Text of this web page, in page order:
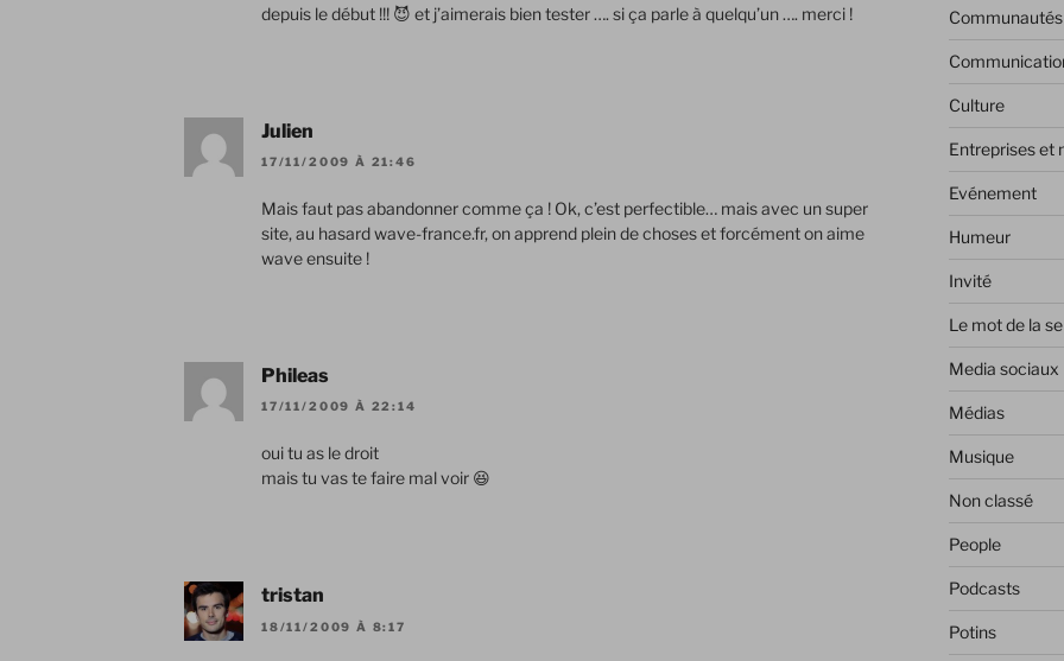
depuis le début !!! 😈 et j’aimerais bien tester …. si ça parle à quelqu’un …. merci !
Julien
17/11/2009 À 21:46
Mais faut pas abandonner comme ça ! Ok, c’est perfectible… mais avec un super
site, au hasard wave-france.fr, on apprend plein de choses et forcément on aime
wave ensuite !
Phileas
17/11/2009 À 22:14
oui tu as le droit
mais tu vas te faire mal voir 😆
tristan
18/11/2009 À 8:17
Communautés
Culture
Entreprises et
Evénement
Humeur
Invité
Le mot de la
Media sociaux
Médias
Musique
Non classé
People
Podcasts
Potins